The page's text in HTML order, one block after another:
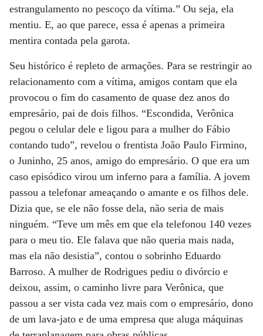
estrangulamento no pescoço da vítima.” Ou seja, ela
mentiu. E, ao que parece, essa é apenas a primeira
mentira contada pela garota.
Seu histórico é repleto de armações. Para se restringir ao
relacionamento com a vítima, amigos contam que ela
provocou o fim do casamento de quase dez anos do
empresário, pai de dois filhos. “Escondida, Verônica
pegou o celular dele e ligou para a mulher do Fábio
contando tudo”, revelou o frentista João Paulo Firmino,
o Juninho, 25 anos, amigo do empresário. O que era um
caso episódico virou um inferno para a família. A jovem
passou a telefonar ameaçando o amante e os filhos dele.
Dizia que, se ele não fosse dela, não seria de mais
ninguém. “Teve um mês em que ela telefonou 140 vezes
para o meu tio. Ele falava que não queria mais nada,
mas ela não desistia”, contou o sobrinho Eduardo
Barroso. A mulher de Rodrigues pediu o divórcio e
deixou, assim, o caminho livre para Verônica, que
passou a ser vista cada vez mais com o empresário, dono
de um lava-jato e de uma empresa que aluga máquinas